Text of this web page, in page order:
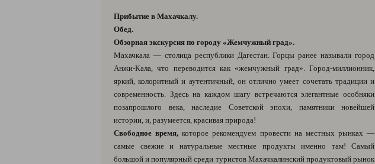
Прибытие в Махачкалу.
Обед.
Обзорная экскурсия по городу «Жемчужный град».
Махачкала — столица республики Дагестан. Горцы ранее называли город
Анжи-Кала, что переводится как «жемчужный град». Город-миллионник,
яркий, колоритный и аутентичный, он отлично умеет сочетать традиции и
современность. Здесь на каждом шагу встречаются элегантные особняки
позапрошлого века, наследие Советской эпохи, памятники новейшей
истории, и, разумеется, красивая природа!
Свободное время, которое рекомендуем провести на местных рынках —
самые свежие и натуральные местные продукты именно там! Самый
большой и популярный среди туристов Махачкалинский продуктовый рынок